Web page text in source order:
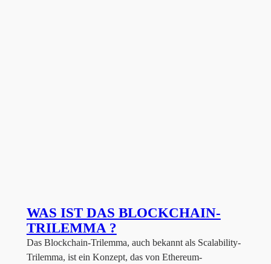
WAS IST DAS BLOCKCHAIN-
TRILEMMA ?
Das Blockchain-Trilemma, auch bekannt als Scalability-
Trilemma, ist ein Konzept, das von Ethereum-